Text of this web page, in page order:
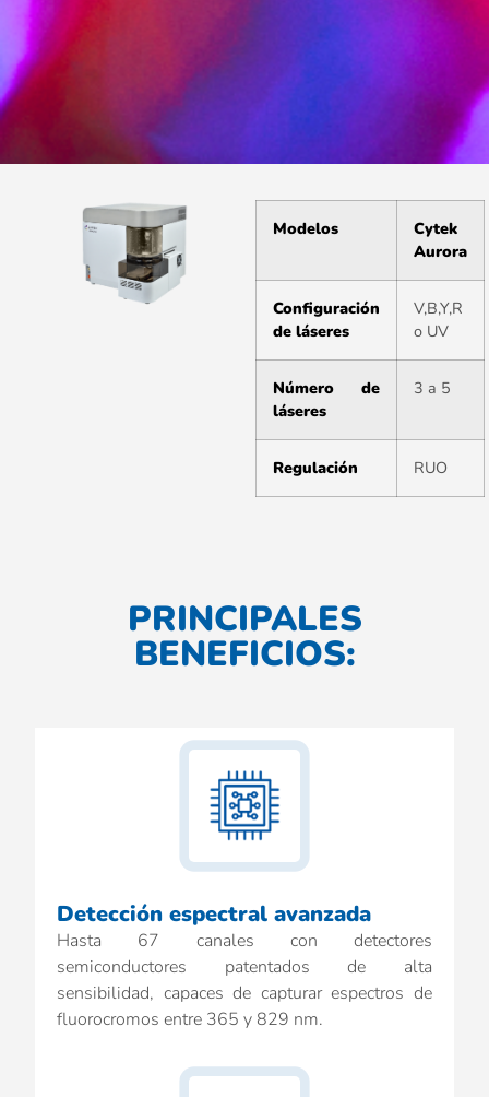
Modelos
Cytek
Aurora
Configuración
de láseres
V,B,Y,R
o UV
Número de
láseres
3 a 5
Regulación RUO
PRINCIPALES
BENEFICIOS:
Detección espectral avanzada
Hasta 67 canales con detectores
semiconductores patentados de alta
sensibilidad, capaces de capturar espectros de
fluorocromos entre 365 y 829 nm.